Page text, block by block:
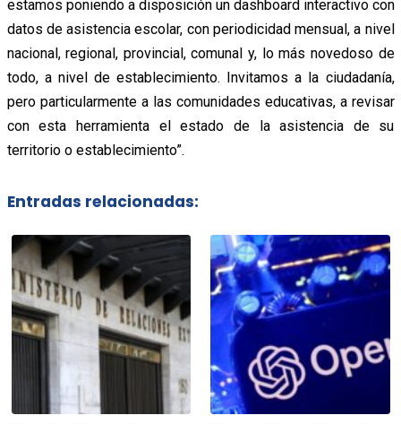
estamos poniendo a disposición un dashboard interactivo con
datos de asistencia escolar, con periodicidad mensual, a nivel
nacional, regional, provincial, comunal y, lo más novedoso de
todo, a nivel de establecimiento. Invitamos a la ciudadanía,
pero particularmente a las comunidades educativas, a revisar
con esta herramienta el estado de la asistencia de su
territorio o establecimiento”.
Entradas relacionadas: